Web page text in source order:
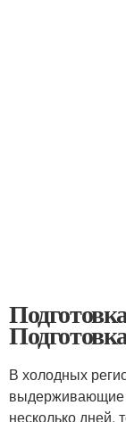
В холодных
выдерживающие
несколько дней,